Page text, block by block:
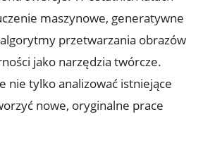
maszynowe, generatywne
przetwarzania obrazów
jako narzędzia twórcze.
nie tylko analizować istniejące
nowe, oryginalne prace